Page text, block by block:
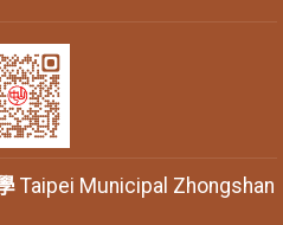
Taipei Municipal Zhongshan